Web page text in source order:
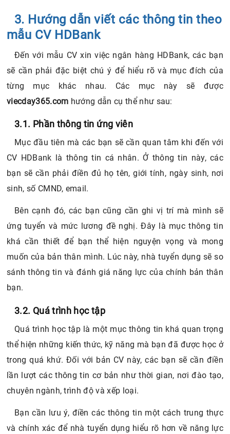
3. Hướng dẫn viết các thông tin theo
mẫu CV HDBank
Đến với mẫu CV xin việc ngân hàng HDBank, các bạn
sẽ cần phải đặc biệt chú ý để hiểu rõ và mục đích của
từng mục khác nhau. Các mục này sẽ được
viecday365.com hướng dẫn cụ thể như sau:
3.1. Phần thông tin ứng viên
Mục đầu tiên mà các bạn sẽ cần quan tâm khi đến với
CV HDBank là thông tin cá nhân. Ở thông tin này, các
bạn sẽ cần phải điền đủ họ tên, giới tính, ngày sinh, nơi
sinh, số CMND, email.
Bên cạnh đó, các bạn cũng cần ghi vị trí mà mình sẽ
ứng tuyển và mức lương đề nghị. Đây là mục thông tin
khá cần thiết để bạn thể hiện nguyện vọng và mong
muốn của bản thân mình. Lúc này, nhà tuyển dụng sẽ so
sánh thông tin và đánh giá năng lực của chính bản thân
bạn.
3.2. Quá trình học tập
Quá trình học tập là một mục thông tin khá quan trọng
thể hiện những kiến thức, kỹ năng mà bạn đã được học ở
trong quá khứ. Đối với bản CV này, các bạn sẽ cần điền
lần lượt các thông tin cơ bản như thời gian, nơi đào tạo,
chuyên ngành, trình độ và xếp loại.
Bạn cần lưu ý, điền các thông tin một cách trung thực
và chính xác để nhà tuyển dụng hiểu rõ hơn về năng lực